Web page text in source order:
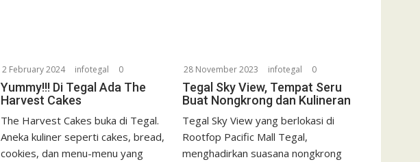
2 February 2024 infotegal 0
Yummy!!! Di Tegal Ada The
Harvest Cakes
The Harvest Cakes buka di Tegal.
Aneka kuliner seperti cakes, bread,
cookies, dan menu-menu yang
28 November 2023 infotegal 0
Tegal Sky View, Tempat Seru
Buat Nongkrong dan Kulineran
Tegal Sky View yang berlokasi di
Rootfop Pacific Mall Tegal,
menghadirkan suasana nongkrong